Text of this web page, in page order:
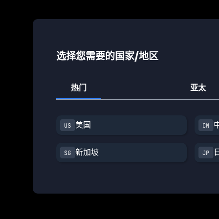
选择您需要的国家/地区
热门 亚太
美国
新加坡